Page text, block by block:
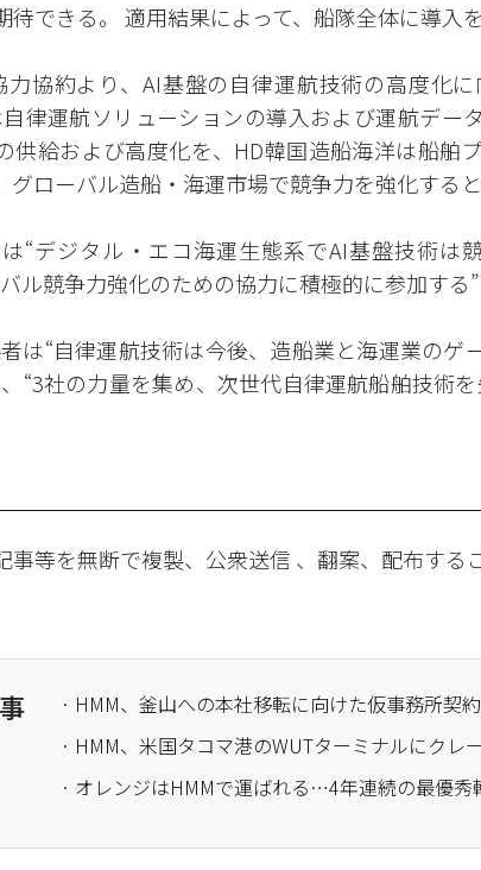
待できる。 適用結果によって、船隊全体に導入
力協約より、AI基盤の自律運航技術の高度化
律運航ソリューションの導入および運航デー
供給および高度化を、HD韓国造船海洋は船舶
グローバル造船・海運市場で競争力を強化すると
“デジタル・エコ海運生態系でAI基盤技術は
ル競争力強化のための協力に積極的に参加する”
は“自律運航技術は今後、造船業と海運業のゲ
“3社の力量を集め、次世代自律運航船舶技術
事等を無断で複製、公衆送信 、翻案、配布する
· HMM、釜山への本社移転に向けた仮事務所契
· HMM、米国タコマ港のWUTターミナルにクレ
· オレンジはHMMで運ばれる…4年連続の最優秀